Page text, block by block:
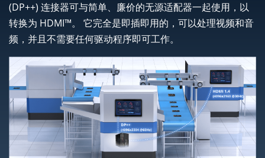
(DP++) 连接器可与简单、廉价的无源适配器一起使用，以
转换为 HDMI™。 它完全是即插即用的，可以处理视频和音
频，并且不需要任何驱动程序即可工作。